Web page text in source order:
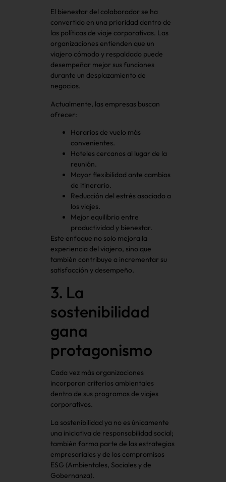
El bienestar del colaborador se ha
convertido en una prioridad dentro de
las políticas de viaje corporativas. Las
organizaciones entienden que un
viajero cómodo y respaldado puede
desempeñar mejor sus funciones
durante un desplazamiento de
negocios.
Actualmente, las empresas buscan
ofrecer:
Horarios de vuelo más
convenientes.
Hoteles cercanos al lugar de la
reunión.
Mayor flexibilidad ante cambios
de itinerario.
Reducción del estrés asociado a
los viajes.
Mejor equilibrio entre
productividad y bienestar.
Este enfoque no solo mejora la
experiencia del viajero, sino que
también contribuye a incrementar su
satisfacción y desempeño.
3. La
sostenibilidad
gana
protagonismo
Cada vez más organizaciones
incorporan criterios ambientales
dentro de sus programas de viajes
corporativos.
La sostenibilidad ya no es únicamente
una iniciativa de responsabilidad social;
también forma parte de las estrategias
empresariales y de los compromisos
ESG (Ambientales, Sociales y de
Gobernanza).